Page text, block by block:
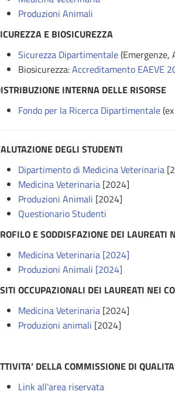
Produzioni Animali
E BIOSICUREZZA
Sicurezza Dipartimentale(Emergenze,
Biosicurezza:Accreditamento EAEVE
ISTRIBUZIONE INTERNA DELLE RISORSE
Fondo per la Ricerca Dipartimentale
DEGLI STUDENTI
Dipartimento di Medicina Veterinaria
Medicina Veterinaria [2024]
Produzioni Animali [2024]
Questionario Studenti
E SODDISFAZIONE DEI LAUREATI
Medicina Veterinaria [2024]
Produzioni Animali [2024]
OCCUPAZIONALI DEI LAUREATI NEI
Medicina Veterinaria [2024]
Produzioni animali [2024]
DELLA COMMISSIONE DI
Link all’area riservata